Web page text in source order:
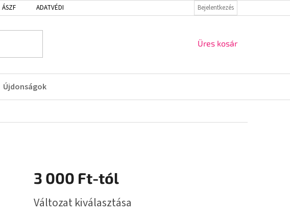
ÁSZF ADATVÉDELMI IRÁNYELVEK VISSZAKÜLDÉS ÉS REKLAMÁCIÓ
Bejelentkezés
KOSÁR
Üres kosár
Újdonságok
3 000 Ft-tól
Változat kiválasztása